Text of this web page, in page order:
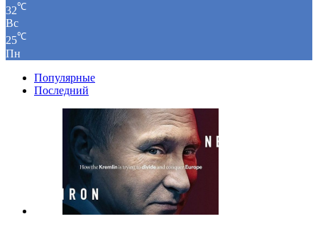
32℃
Вс
25℃
Пн
Популярные
Последний